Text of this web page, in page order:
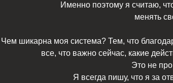
Именно поэтому я считаю,
менять
Чем шикарна моя система? Тем, что
все, что важно сейчас, какие
Это не
Я всегда пишу, что я за